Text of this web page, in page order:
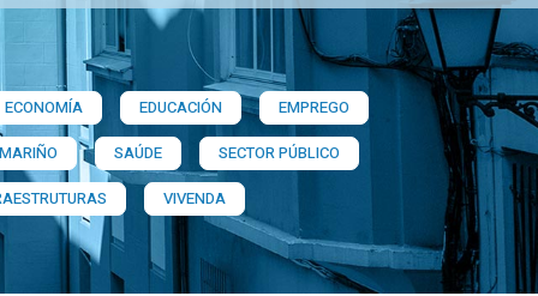
ECONOMÍA EDUCACIÓN
EMPREGO
SAÚDE
SECTOR PÚBLICO
VIVENDA